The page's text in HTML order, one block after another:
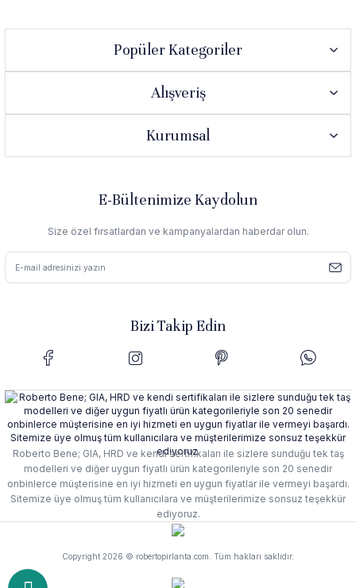
Popüler Kategoriler
Alışveriş
Kurumsal
E-Bültenimize Kaydolun
Size özel fırsatlardan ve kampanyalardan haberdar olun.
Bizi Takip Edin
Roberto Bene; GIA, HRD ve kendi sertifikaları ile sizlere sunduğu tek taş
modelleri ve diğer uygun fiyatlı ürün kategorileriyle son 20 senedir
onbinlerce müşterisine en iyi hizmeti en uygun fiyatlar ile vermeyi başardı.
Sitemize üye olmuş tüm kullanıcılara ve müşterilerimize sonsuz teşekkür
ediyoruz.
Copyright 2026 © robertopirlanta.com. Tüm hakları saklıdır.